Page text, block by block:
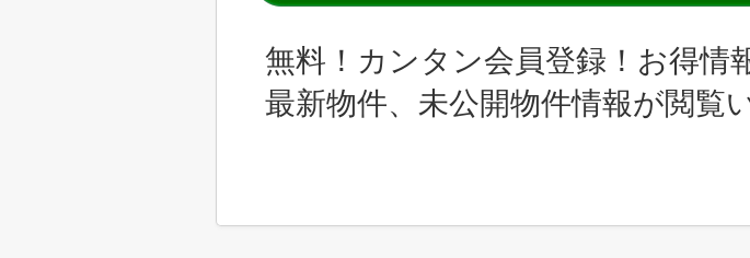
無料！カンタン会員登録！お得情
最新物件、未公開物件情報が閲覧